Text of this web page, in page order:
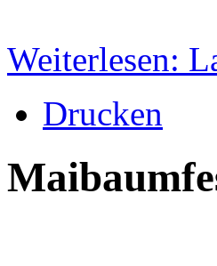
Weiterlesen:
Drucken